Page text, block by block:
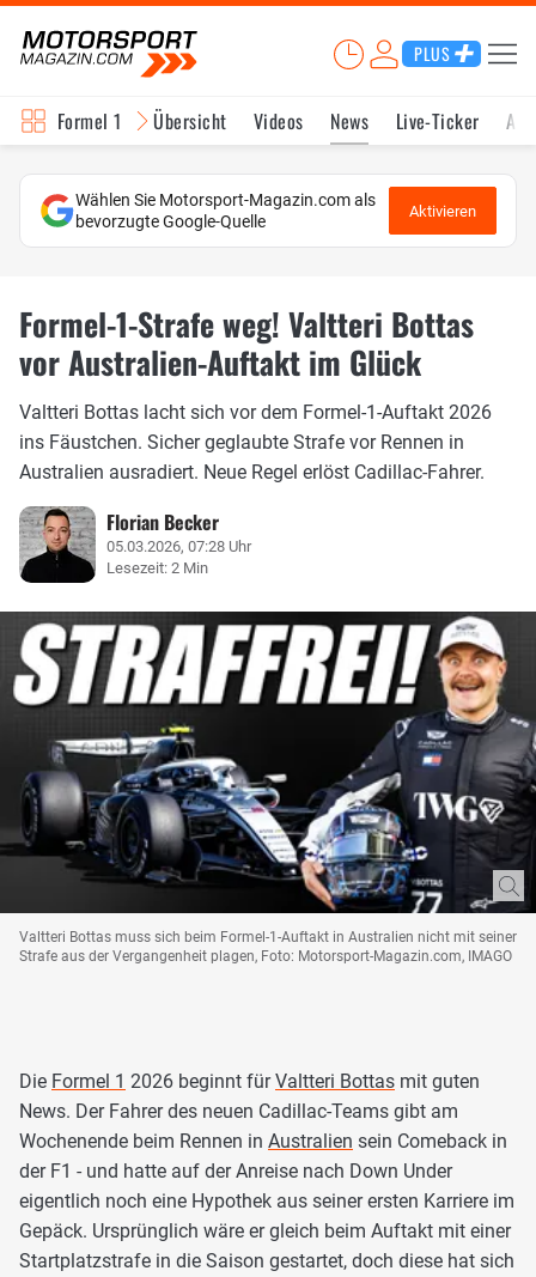
PLUS
Formel 1 Übersicht Videos News Live-Ticker
Wählen Sie Motorsport-Magazin.com als
bevorzugte Google-Quelle
Aktivieren
Formel-1-Strafe weg! Valtteri Bottas
vor Australien-Auftakt im Glück
Valtteri Bottas lacht sich vor dem Formel-1-Auftakt 2026
ins Fäustchen. Sicher geglaubte Strafe vor Rennen in
Australien ausradiert. Neue Regel erlöst Cadillac-Fahrer.
Florian Becker
05.03.2026, 07:28 Uhr
Lesezeit: 2 Min
Valtteri Bottas muss sich beim Formel-1-Auftakt in Australien nicht mit seiner
Strafe aus der Vergangenheit plagen, Foto: Motorsport-Magazin.com, IMAGO
Die Formel 1 2026 beginnt fürValtteri Bottas mit guten
News. Der Fahrer des neuen Cadillac-Teams gibt am
Wochenende beim Rennen in Australien sein Comeback in
der F1 - und hatte auf der Anreise nach Down Under
eigentlich noch eine Hypothek aus seiner ersten Karriere im
Gepäck. Ursprünglich wäre er gleich beim Auftakt mit einer
Startplatzstrafe in die Saison gestartet, doch diese hat sich